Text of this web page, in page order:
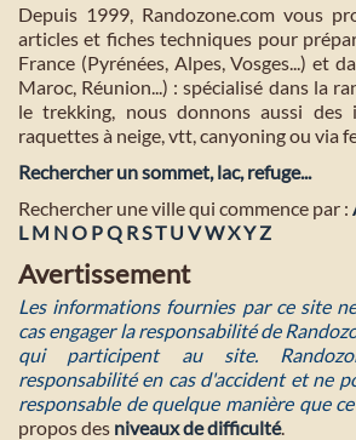
Depuis 1999, Randozone.com vous
articles et fiches techniques pour
France (Pyrénées, Alpes, Vosges...) et
Maroc, Réunion...) : spécialisé dans la
le trekking, nous donnons aussi des
raquettes à neige, vtt, canyoning ou via
Rechercher un sommet, lac, refuge...
Rechercher une ville qui commence par :
L M NO PQ R ST U VWXY Z
Avertissement
Les informations fournies par ce site
cas engager la responsabilité de
qui participent au site.
responsabilité en cas d'accident et ne
responsable de quelque manière que
propos des niveaux de difficulté.